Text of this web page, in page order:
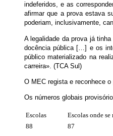
indeferidos, e as
afirmar que a prova estava
poderiam, inclusivamente,
A legalidade da prova já
docência pública […] e os
público materializado na
carreira». (TCA Sul)
O MEC regista e reconhece
Os números globais
Escolas Escolas onde
88
87